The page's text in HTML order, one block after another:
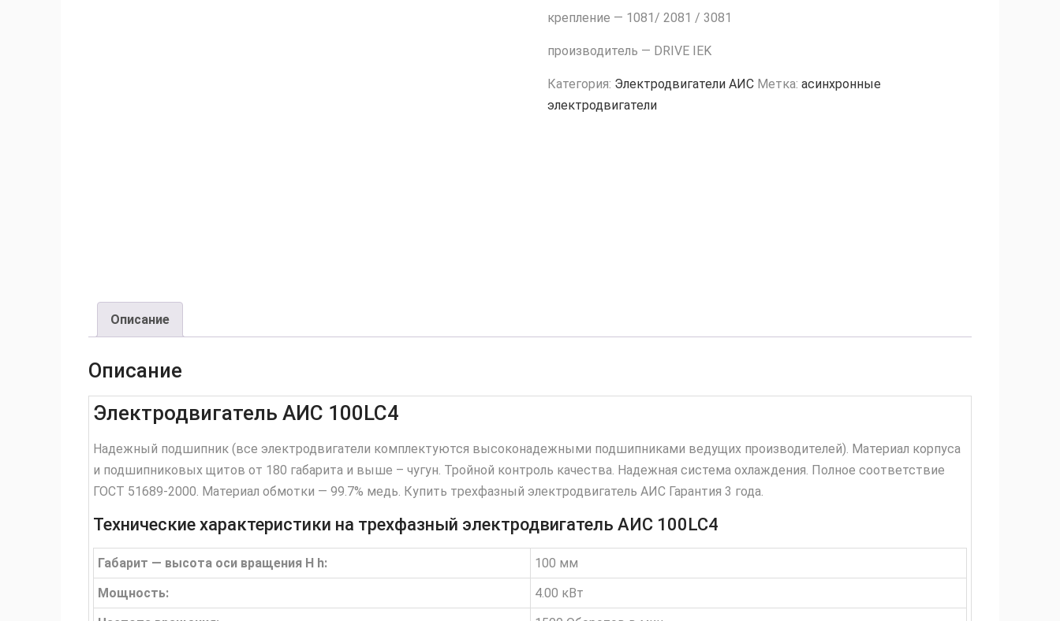
крепление — 1081/ 2081 / 3081
производитель — DRIVE IEK
Категория: Электродвигатели АИС Метка:асинхронные
электродвигатели
Описание
Описание
Электродвигатель АИС 100LC4
Надежный подшипник (все электродвигатели комплектуются высоконадежными подшипниками ведущих производителей). Материал корпуса
и подшипниковых щитов от 180 габарита и выше – чугун. Тройной контроль качества. Надежная система охлаждения. Полное соответствие
ГОСТ 51689-2000. Материал обмотки — 99.7% медь. Купить трехфазный электродвигатель АИС Гарантия 3 года.
Технические характеристики на трехфазный электродвигатель АИС 100LC4
Габарит — высота оси вращения H h:
100 мм
Мощность:
4.00 кВт